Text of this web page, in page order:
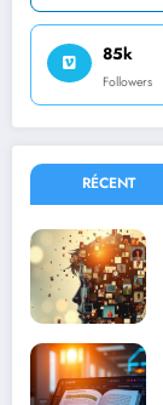
85k
Followers
RÉCENT